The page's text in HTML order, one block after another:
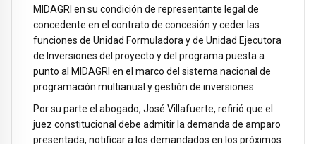
MIDAGRI en su condición de representante legal de
concedente en el contrato de concesión y ceder las
funciones de Unidad Formuladora y de Unidad Ejecutora
de Inversiones del proyecto y del programa puesta a
punto al MIDAGRI en el marco del sistema nacional de
programación multianual y gestión de inversiones.
Por su parte el abogado, José Villafuerte, refirió que el
juez constitucional debe admitir la demanda de amparo
presentada, notificar a los demandados en los próximos